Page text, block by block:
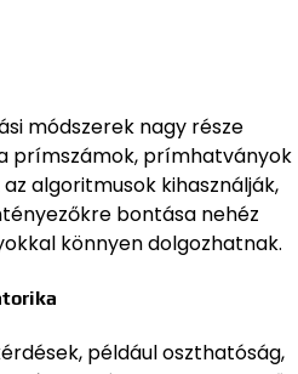
módszerek nagy része
prímszámok, prímhatványok
algoritmusok kihasználják,
bontása nehéz
könnyen dolgozhatnak.
például oszthatóság,